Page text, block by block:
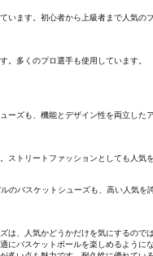
います。初心者から上級者まで人気の
。多くのプロ選手も使用しています。
ーズも、機能とデザイン性を両立した
ストリートファッションとしても人気
のバスケットシューズも、高い人気
は、人気かどうかだけを気にするの
にバスケットボールを楽しめるように